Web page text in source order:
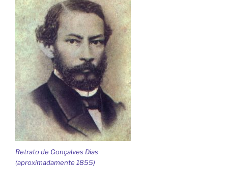
Retrato de Gonçalves Dias
(aproximadamente 1855)